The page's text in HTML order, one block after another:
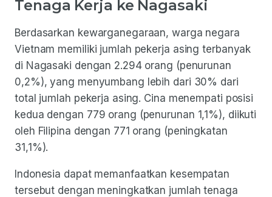
Tenaga Kerja ke Nagasaki
Berdasarkan kewarganegaraan, warga negara
Vietnam memiliki jumlah pekerja asing terbanyak
di Nagasaki dengan 2.294 orang (penurunan
0,2%), yang menyumbang lebih dari 30% dari
total jumlah pekerja asing. Cina menempati posisi
kedua dengan 779 orang (penurunan 1,1%), diikuti
oleh Filipina dengan 771 orang (peningkatan
31,1%).
Indonesia dapat memanfaatkan kesempatan
tersebut dengan meningkatkan jumlah tenaga